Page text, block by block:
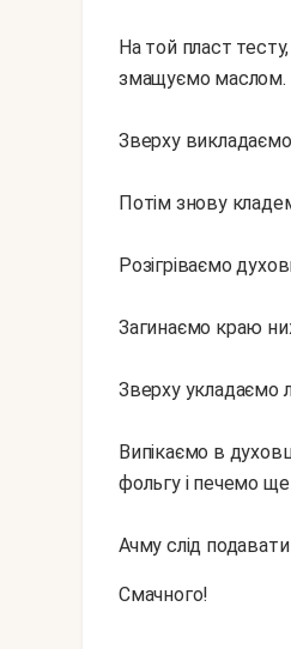
На той пласт
змащуємо маслом.
Зверху
Потім знову
Розігріваємо
Загинаємо краю
Зверху укладаємо
Випікаємо в
фольгу і печемо
Ачму слід
Смачного!